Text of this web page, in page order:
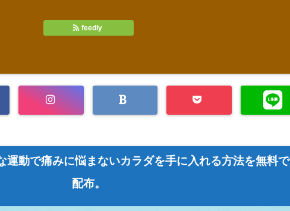
feedly
運動で痛みに悩まないカラダを手に入れる方法を無料で
配布。